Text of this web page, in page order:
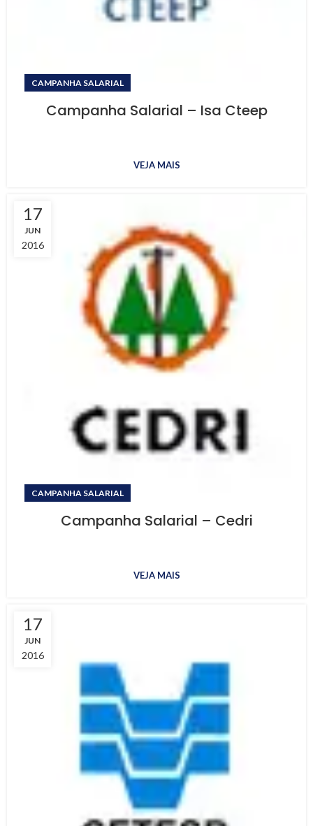
CAMPANHA SALARIAL
Campanha Salarial – Isa Cteep
VEJA MAIS
17
JUN
2016
CAMPANHA SALARIAL
Campanha Salarial – Cedri
VEJA MAIS
17
JUN
2016